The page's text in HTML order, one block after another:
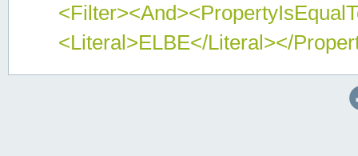
<Literal>ELBE</Literal></